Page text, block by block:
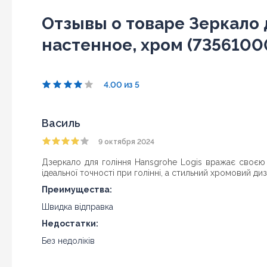
Отзывы о товаре Зеркало
настенное, хром
4.00 из 5
Василь
9 октября 2024
Дзеркало для гоління Hansgrohe Logis вражає своєю
ідеальної точності при голінні, а стильний хромовий
Преимущества:
Швидка відправка
Недостатки:
Без недоліків